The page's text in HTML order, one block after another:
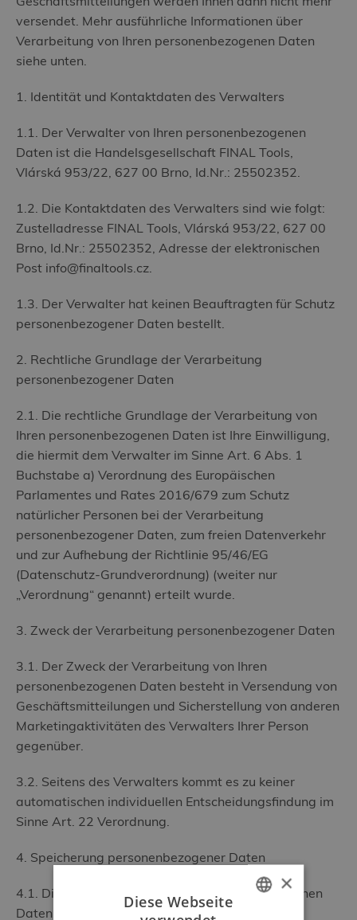
versendet. Mehr ausführliche Informationen über
Verarbeitung von Ihren personenbezogenen Daten
siehe unten.
1. Identität und Kontaktdaten des Verwalters
1.1. Der Verwalter von Ihren personenbezogenen
Daten ist die Handelsgesellschaft FINAL Tools,
Vlárská 953/22, 627 00 Brno, Id.Nr.: 25502352.
1.2. Die Kontaktdaten des Verwalters sind wie folgt:
Zustelladresse FINAL Tools, Vlárská 953/22, 627 00
Brno, Id.Nr.: 25502352, Adresse der elektronischen
Post info@finaltools.cz.
1.3. Der Verwalter hat keinen Beauftragten für Schutz
personenbezogener Daten bestellt.
2. Rechtliche Grundlage der Verarbeitung
personenbezogener Daten
2.1. Die rechtliche Grundlage der Verarbeitung von
Ihren personenbezogenen Daten ist Ihre Einwilligung,
die hiermit dem Verwalter im Sinne Art. 6 Abs. 1
Buchstabe a) Verordnung des Europäischen
Parlamentes und Rates 2016/679 zum Schutz
natürlicher Personen bei der Verarbeitung
personenbezogener Daten, zum freien Datenverkehr
und zur Aufhebung der Richtlinie 95/46/EG
(Datenschutz-Grundverordnung) (weiter nur
„Verordnung“ genannt) erteilt wurde.
3. Zweck der Verarbeitung personenbezogener Daten
3.1. Der Zweck der Verarbeitung von Ihren
personenbezogenen Daten besteht in Versendung von
Geschäftsmitteilungen und Sicherstellung von anderen
Marketingaktivitäten des Verwalters Ihrer Person
gegenüber.
3.2. Seitens des Verwalters kommt es zu keiner
automatischen individuellen Entscheidungsfindung im
Sinne Art. 22 Verordnung.
4. Speicherung personenbezogener Daten
4.1. Die Frist, während der Ihre personenbezogenen
Daten durch den Verwalter gespeichert werden,
×
Diese Webseite